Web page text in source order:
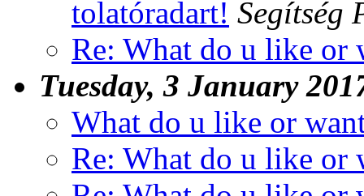
tolatóradart! Segítség
Re: What do u like or
Tuesday, 3 January
What do u like or
Re: What do u like or